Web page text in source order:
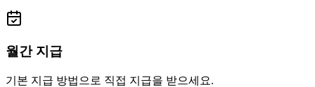
월간 지급
기본 지급 방법으로 직접 지급을 받으세요.